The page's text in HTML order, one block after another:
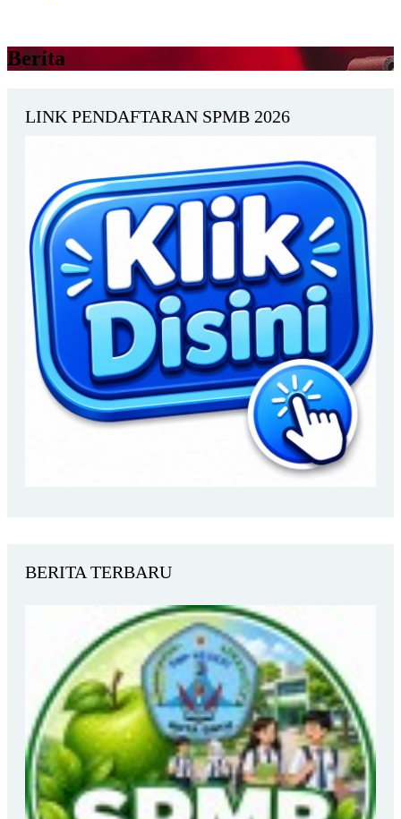
Berita
LINK PENDAFTARAN SPMB 2026
BERITA TERBARU